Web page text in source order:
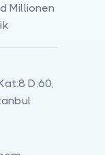
Millionen
D:60,